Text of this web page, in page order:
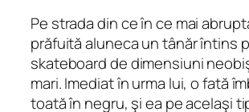
Pe strada din ce în ce mai
prăfuită aluneca un tânăr întins
skateboard de dimensiuni
mari. Imediat în urma lui, o fată
toată în negru, şi ea pe acelaşi